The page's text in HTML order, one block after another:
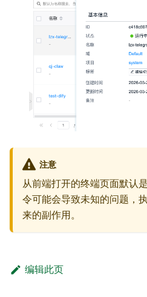
注意
从前端打开的终端页面默认
令可能会导致未知的问题，
来的副作用。
编辑此页